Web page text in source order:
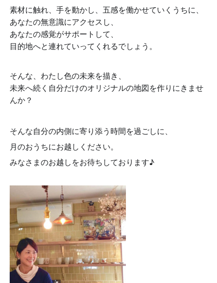
素材に触れ、手を動かし、五感を働かせていくうちに、
あなたの無意識にアクセスし、
あなたの感覚がサポートして、
目的地へと連れていってくれるでしょう。
そんな、わたし色の未来を描き、
未来へ続く自分だけのオリジナルの地図を作りにきませ
んか？
そんな自分の内側に寄り添う時間を過ごしに、
月のおうちにお越しください。
みなさまのお越しをお待ちしております♪